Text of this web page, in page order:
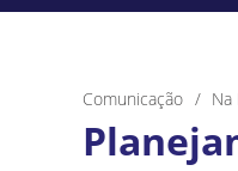
Comunicação Na